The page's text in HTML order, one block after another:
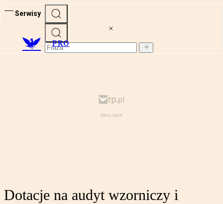
Serwisy
PRO
Dotacje na audyt wzorniczy i